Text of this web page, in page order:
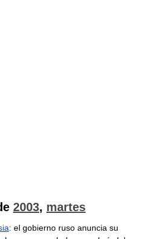
2003, martes
: el gobierno ruso anuncia su